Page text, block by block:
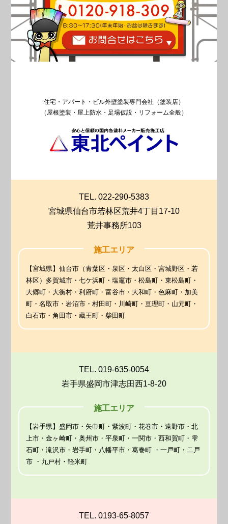
住宅・アパート・ビル外壁塗装専門会社（塗装店）
（屋根塗装・屋上防水・足場仮設・リフォーム全般）
TEL. 022-290-5383
宮城県仙台市若林区荒井4丁目17-10
荒井事務所103
施工エリア
【宮城県】仙台市（青葉区・泉区・太白区・宮城野区・若
林区）多賀城市・七ケ浜町・塩竈市・松島町・東松島町・
大郷町・大衡村・利府町・富谷市・大和町・色麻町・加美
町・名取市・岩沼市・村田町・川崎町・亘理町・山元町・
白石市・角田市・蔵王町・柴田町
TEL. 019-635-0054
岩手県盛岡市津志田西1-8-20
施工エリア
【岩手県】盛岡市・矢巾町・紫波町・花巻市・遠野市・北
上市・金ヶ崎町・奥州市・平泉町・一関市・西和賀町・雫
石町・滝沢市・岩手町・八幡平市・葛巻町 ・一戸町・二戸
市 ・九戸村・軽米町
TEL. 0193-65-8057